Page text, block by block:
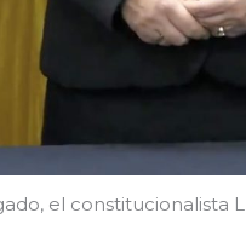
el constitucionalista